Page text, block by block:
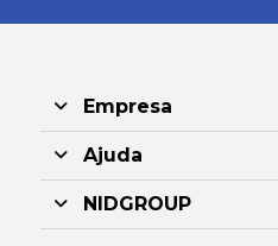
Empresa
Ajuda
NIDGROUP